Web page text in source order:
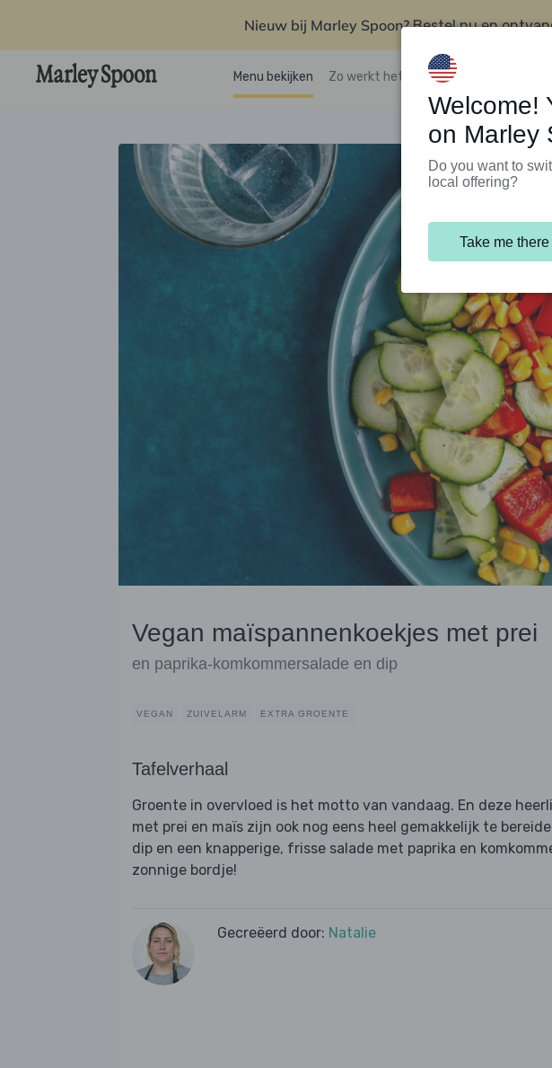
Nieuw bij Marley Spoon?Bestel nu en
Menu bekijken Zo werkt het Klantenservice
Vegan maïspannenkoekjes met prei
en paprika-komkommersalade en dip
VEGAN ZUIVELARM EXTRA GROENTE
Tafelverhaal
Groente in overvloed is het motto van vandaag. En deze
met prei en maïs zijn ook nog eens heel gemakkelijk te
dip en een knapperige, frisse salade met paprika en
zonnige bordje!
Gecreëerd door: Natalie
Welcome!
on Marley
Do you want to
local offering?
Take me there